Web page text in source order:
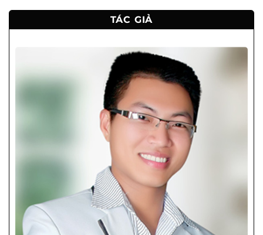
TÁC GIẢ